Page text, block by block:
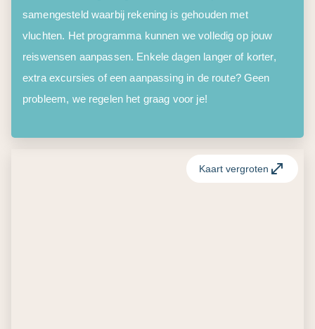
samengesteld waarbij rekening is gehouden met
vluchten. Het programma kunnen we volledig op jouw
reiswensen aanpassen. Enkele dagen langer of korter,
extra excursies of een aanpassing in de route? Geen
probleem, we regelen het graag voor je!
Kaart vergroten